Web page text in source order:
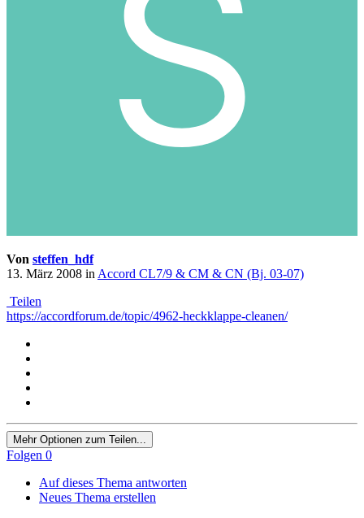
Von steffen_hdf
13. März 2008 in Accord CL7/9 & CM & CN (Bj. 03-07)
Teilen
https://accordforum.de/topic/4962-heckklappe-cleanen/
Mehr Optionen zum Teilen...
Folgen 0
Auf dieses Thema antworten
Neues Thema erstellen